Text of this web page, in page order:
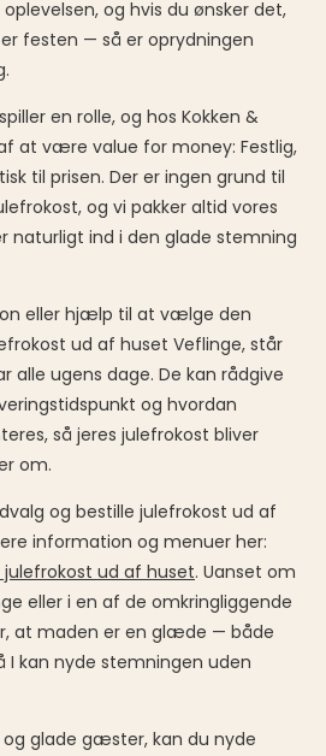
og hvis du ønsker det,
festen — så er oprydningen
en rolle, og hos Kokken &
at være value for money: Festlig,
til prisen. Der er ingen grund til
og vi pakker altid vores
naturligt ind i den glade stemning
eller hjælp til at vælge den
ud af huset Veflinge, står
alle ugens dage. De kan rådgive
og hvordan
så jeres julefrokost bliver
om.
og bestille julefrokost ud af
information og menuer her:
ud af huset. Uanset om
eller i en af de omkringliggende
at maden er en glæde — både
I kan nyde stemningen uden
glade gæster, kan du nyde